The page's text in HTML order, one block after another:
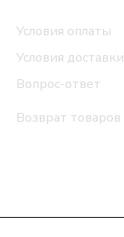
Условия оплаты
Условия доставки
Вопрос-ответ
Возврат товаров